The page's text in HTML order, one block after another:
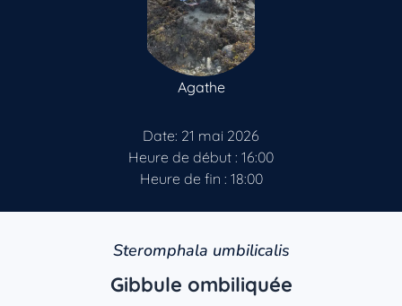
Agathe
Date: 21 mai 2026
Heure de début : 16:00
Heure de fin : 18:00
Steromphala umbilicalis
Gibbule ombiliquée